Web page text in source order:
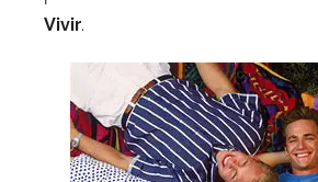
Vivir.